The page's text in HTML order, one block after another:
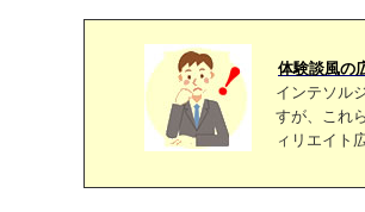
体験談風の
インテソル
すが、これ
ィリエイト